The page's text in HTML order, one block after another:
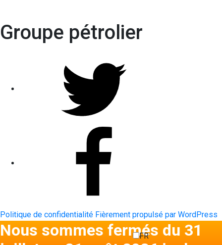
Groupe pétrolier
Politique de confidentialité Fièrement propulsé par WordPress
Nous sommes fermés du 31
FR